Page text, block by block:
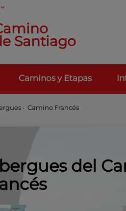
Santiago
Caminos y Etapas
· Camino Francés
del